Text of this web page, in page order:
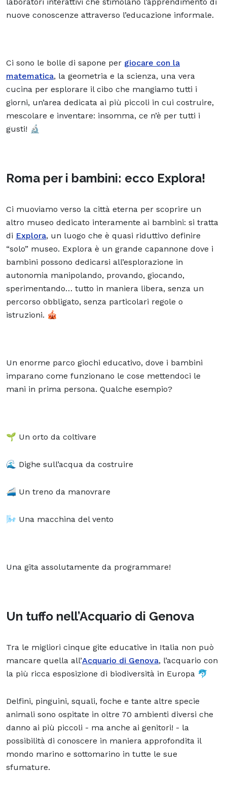
nuove conoscenze attraverso l’educazione informale.
Ci sono le bolle di sapone per giocare con la
matematica, la geometria e la scienza, una vera
cucina per esplorare il cibo che mangiamo tutti i
giorni, un’area dedicata ai più piccoli in cui costruire,
mescolare e inventare: insomma, ce n’è per tutti i
gusti! 🔬
Roma per i bambini: ecco Explora!
Ci muoviamo verso la città eterna per scoprire un
altro museo dedicato interamente ai bambini: si tratta
di Explora, un luogo che è quasi riduttivo definire
“solo” museo. Explora è un grande capannone dove i
bambini possono dedicarsi all’esplorazione in
autonomia manipolando, provando, giocando,
sperimentando… tutto in maniera libera, senza un
percorso obbligato, senza particolari regole o
istruzioni. 🎪
Un enorme parco giochi educativo, dove i bambini
imparano come funzionano le cose mettendoci le
mani in prima persona. Qualche esempio?
🌱 Un orto da coltivare
🌊 Dighe sull’acqua da costruire
🚄 Un treno da manovrare
🌬 Una macchina del vento
Una gita assolutamente da programmare!
Un tuffo nell’Acquario di Genova
Tra le migliori cinque gite educative in Italia non può
mancare quella all’Acquario di Genova, l’acquario con
la più ricca esposizione di biodiversità in Europa 🐬
Delfini, pinguini, squali, foche e tante altre specie
animali sono ospitate in oltre 70 ambienti diversi che
danno ai più piccoli - ma anche ai genitori! - la
possibilità di conoscere in maniera approfondita il
mondo marino e sottomarino in tutte le sue
sfumature.